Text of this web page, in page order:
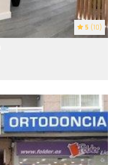
5 (10)